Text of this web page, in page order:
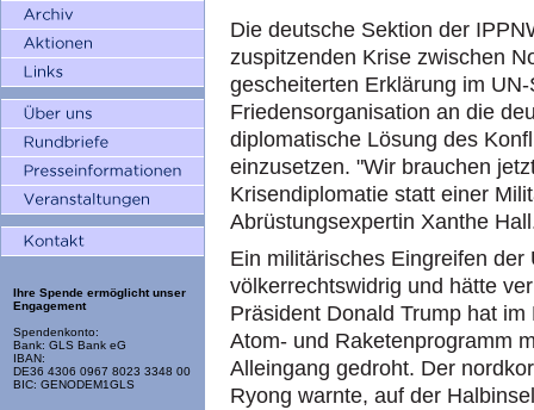
Ihre Spende ermöglicht unser
Engagement
Spendenkonto:
Bank: GLS Bank eG
IBAN:
DE36 4306 0967 8023 3348 00
BIC: GENODEM1GLS
Die deutsche Sektion der
zuspitzenden Krise zwischen
gescheiterten Erklärung im
Friedensorganisation an die
diplomatische Lösung des
einzusetzen. "Wir brauchen
Krisendiplomatie statt einer
Abrüstungsexpertin Xanthe
Ein militärisches Eingreifen
völkerrechtswidrig und hätte
Präsident Donald Trump hat
Atom- und Raketenprogramm
Alleingang gedroht. Der
Ryong warnte, auf der